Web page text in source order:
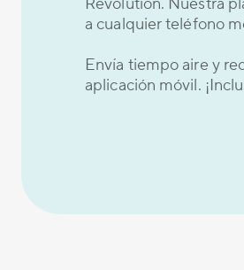
a cualquier teléfono
Envía tiempo aire y
aplicación móvil.